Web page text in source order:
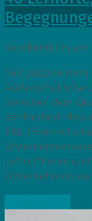
Veröffentlicht am
Seit 2022
Außerschulische
zwischen dem
der Herbert-
FKU
Lehrer*innen
Unternehmen